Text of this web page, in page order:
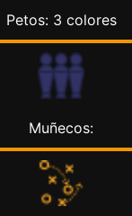
Petos: 3 colores
Muñecos: